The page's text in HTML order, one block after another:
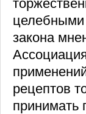
целебными
закона
рецептов
принимать